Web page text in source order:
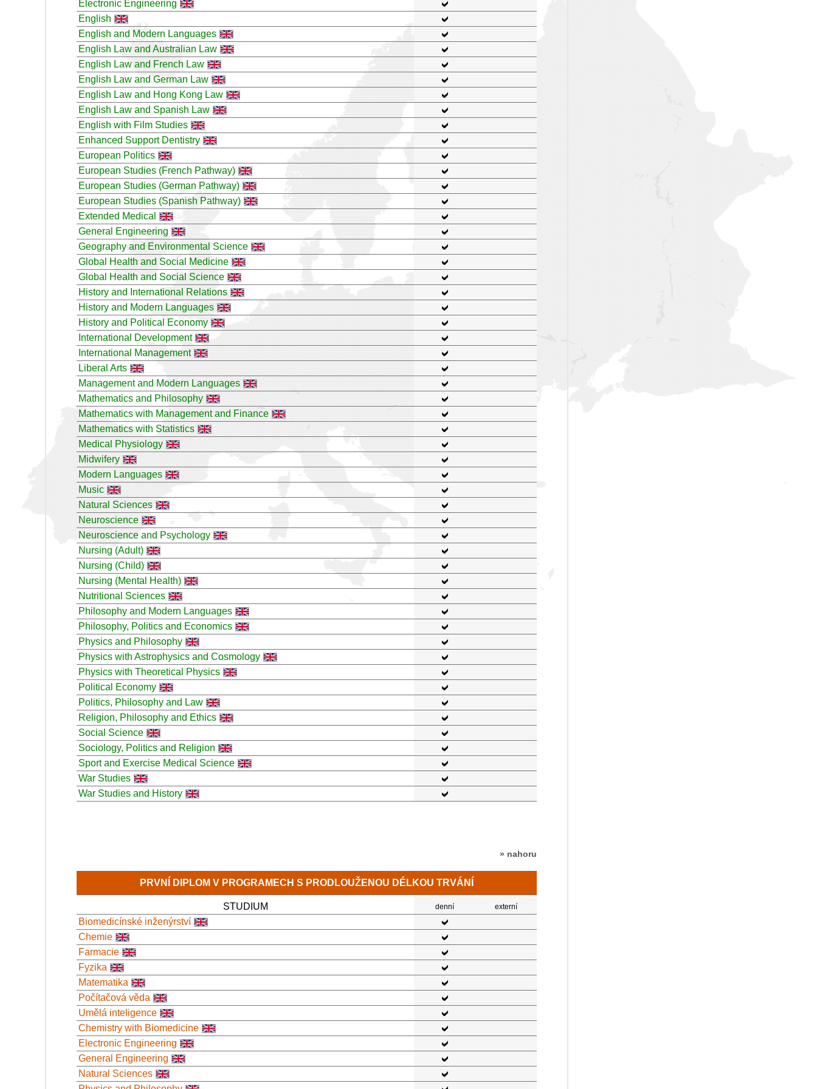
Electronic Engineering
English
English and Modern Languages
English Law and Australian Law
English Law and French Law
English Law and German Law
English Law and Hong Kong Law
English Law and Spanish Law
English with Film Studies
Enhanced Support Dentistry
European Politics
European Studies (French Pathway)
European Studies (German Pathway)
European Studies (Spanish Pathway)
Extended Medical
General Engineering
Geography and Environmental Science
Global Health and Social Medicine
Global Health and Social Science
History and International Relations
History and Modern Languages
History and Political Economy
International Development
International Management
Liberal Arts
Management and Modern Languages
Mathematics and Philosophy
Mathematics with Management and Finance
Mathematics with Statistics
Medical Physiology
Midwifery
Modern Languages
Music
Natural Sciences
Neuroscience
Neuroscience and Psychology
Nursing (Adult)
Nursing (Child)
Nursing (Mental Health)
Nutritional Sciences
Philosophy and Modern Languages
Philosophy, Politics and Economics
Physics and Philosophy
Physics with Astrophysics and Cosmology
Physics with Theoretical Physics
Political Economy
Politics, Philosophy and Law
Religion, Philosophy and Ethics
Social Science
Sociology, Politics and Religion
Sport and Exercise Medical Science
War Studies
War Studies and History
» nahoru
PRVNÍ DIPLOM V PROGRAMECH S PRODLOUŽENOU DÉLKOU TRVÁNÍ
STUDIUM denní externí
Biomedicínské inženýrství
Chemie
Farmacie
Fyzika
Matematika
Počítačová věda
Umělá inteligence
Chemistry with Biomedicine
Electronic Engineering
General Engineering
Natural Sciences